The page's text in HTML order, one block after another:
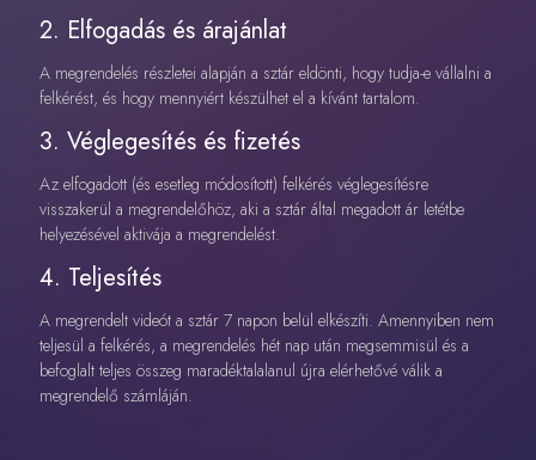
2. Elfogadás és árajánlat
A megrendelés részletei alapján a sztár eldönti, hogy tudja-e vállalni a
felkérést, és hogy mennyiért készülhet el a kívánt tartalom.
3. Véglegesítés és fizetés
Az elfogadott (és esetleg módosított) felkérés véglegesítésre
visszakerül a megrendelőhöz, aki a sztár által megadott ár letétbe
helyezésével aktivája a megrendelést.
4. Teljesítés
A megrendelt videót a sztár 7 napon belül elkészíti. Amennyiben nem
teljesül a felkérés, a megrendelés hét nap után megsemmisül és a
befoglalt teljes összeg maradéktalalanul újra elérhetővé válik a
megrendelő számláján.